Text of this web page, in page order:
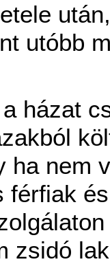
utóbb
házat
ha nem
férfiak
zsidó